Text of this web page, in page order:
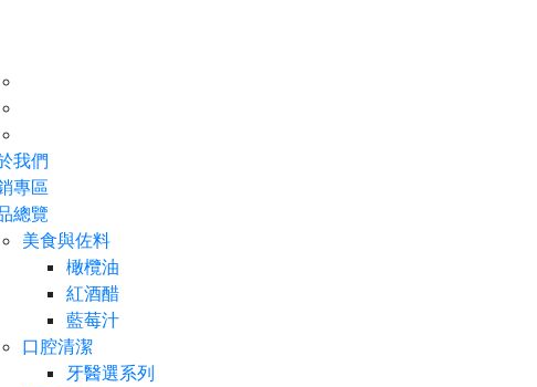
我們
專區
總覽
美食與佐料
橄欖油
紅酒醋
藍莓汁
口腔清潔
牙醫選系列